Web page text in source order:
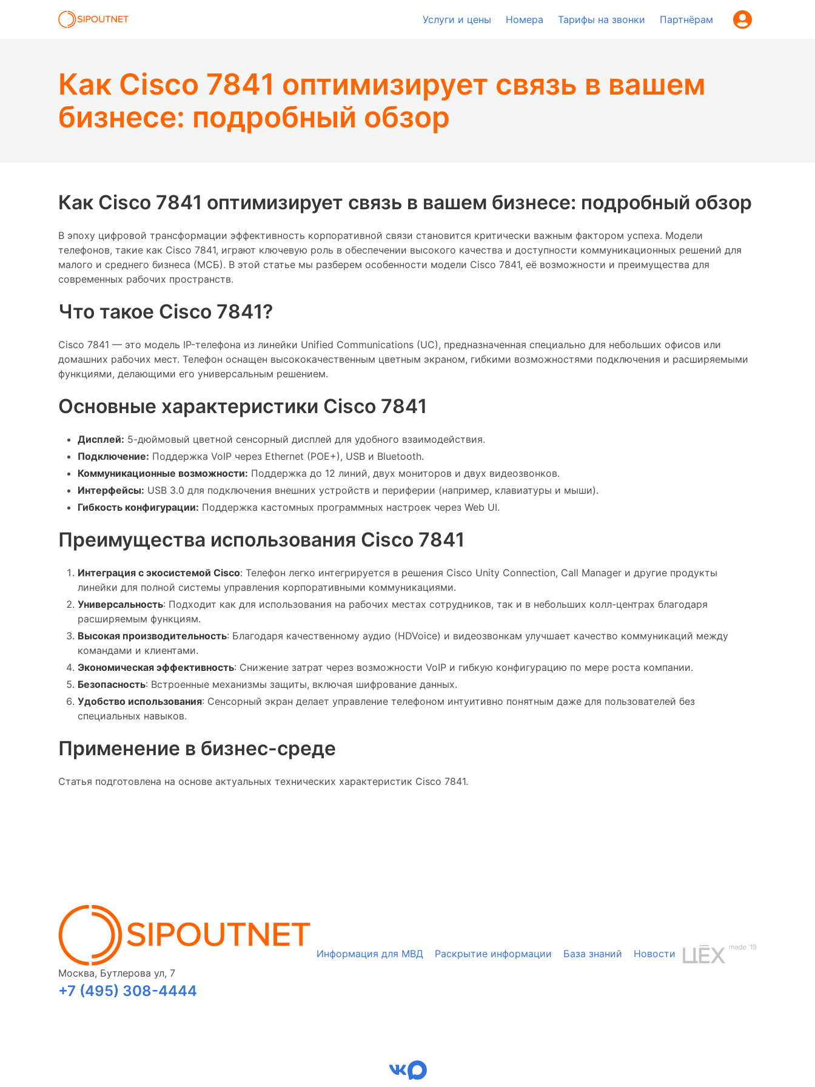
Услуги и цены Номера Тарифы на звонки Партнёрам
Как Cisco 7841 оптимизирует связь в вашем
бизнесе: подробный обзор
Как Cisco 7841 оптимизирует связь в вашем бизнесе: подробный обзор
В эпоху цифровой трансформации эффективность корпоративной связи становится критически важным фактором успеха. Модели
телефонов, такие как Cisco 7841, играют ключевую роль в обеспечении высокого качества и доступности коммуникационных решений для
малого и среднего бизнеса (МСБ). В этой статье мы разберем особенности модели Cisco 7841, её возможности и преимущества для
современных рабочих пространств.
Что такое Cisco 7841?
Cisco 7841 — это модель IP-телефона из линейки Unified Communications (UC), предназначенная специально для небольших офисов или
домашних рабочих мест. Телефон оснащен высококачественным цветным экраном, гибкими возможностями подключения и расширяемыми
функциями, делающими его универсальным решением.
Основные характеристики Cisco 7841
Дисплей: 5-дюймовый цветной сенсорный дисплей для удобного взаимодействия.
Подключение: Поддержка VoIP через Ethernet (POE+), USB и Bluetooth.
Коммуникационные возможности: Поддержка до 12 линий, двух мониторов и двух видеозвонков.
Интерфейсы: USB 3.0 для подключения внешних устройств и периферии (например, клавиатуры и мыши).
Гибкость конфигурации: Поддержка кастомных программных настроек через Web UI.
Преимущества использования Cisco 7841
Интеграция с экосистемой Cisco: Телефон легко интегрируется в решения Cisco Unity Connection, Call Manager и другие продукты
линейки для полной системы управления корпоративными коммуникациями.
Универсальность: Подходит как для использования на рабочих местах сотрудников, так и в небольших колл-центрах благодаря
расширяемым функциям.
Высокая производительность: Благодаря качественному аудио (HDVoice) и видеозвонкам улучшает качество коммуникаций между
командами и клиентами.
Экономическая эффективность: Снижение затрат через возможности VoIP и гибкую конфигурацию по мере роста компании.
Безопасность: Встроенные механизмы защиты, включая шифрование данных.
Удобство использования: Сенсорный экран делает управление телефоном интуитивно понятным даже для пользователей без
специальных навыков.
Применение в бизнес-среде
Статья подготовлена на основе актуальных технических характеристик Cisco 7841.
Москва, Бутлерова ул, 7
+7 (495) 308-4444
Информация для МВД Раскрытие информации База знаний Новости